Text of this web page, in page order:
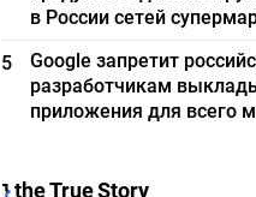
в России сетей
5
Google запретит
разработчикам
приложения для всего